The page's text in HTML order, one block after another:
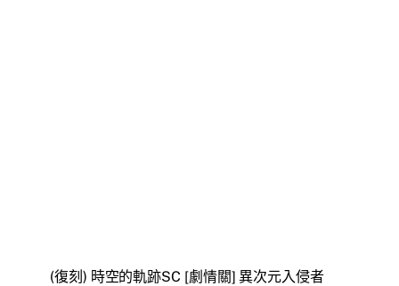
(復刻) 時空的軌跡SC [劇情關] 異次元入侵者